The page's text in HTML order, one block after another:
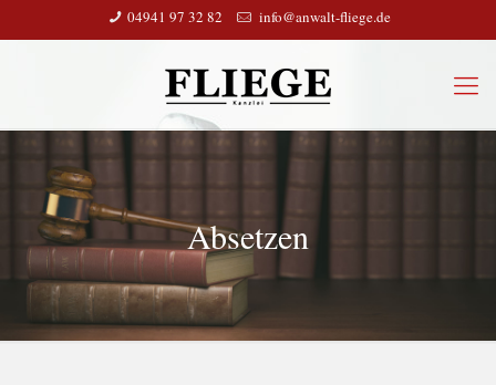
04941 97 32 82 info@anwalt-fliege.de
Absetzen